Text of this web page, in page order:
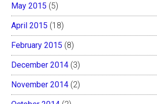
May 2015 (5)
April 2015 (18)
February 2015 (8)
December 2014 (3)
November 2014 (2)